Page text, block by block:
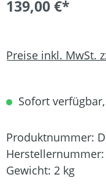
139,00 €*
Preise inkl. MwSt.
Sofort
Produktnummer:
Herstellernummer:
Gewicht: 2 kg